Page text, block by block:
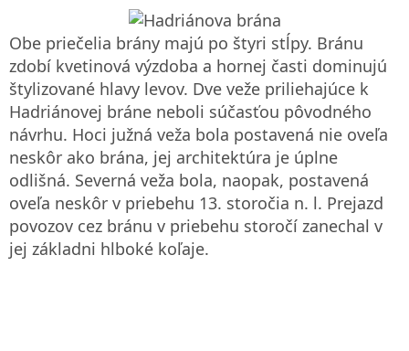
Obe priečelia brány majú po štyri stĺpy. Bránu
zdobí kvetinová výzdoba a hornej časti dominujú
štylizované hlavy levov. Dve veže priliehajúce k
Hadriánovej bráne neboli súčasťou pôvodného
návrhu. Hoci južná veža bola postavená nie oveľa
neskôr ako brána, jej architektúra je úplne
odlišná. Severná veža bola, naopak, postavená
oveľa neskôr v priebehu 13. storočia n. l. Prejazd
povozov cez bránu v priebehu storočí zanechal v
jej základni hlboké koľaje.